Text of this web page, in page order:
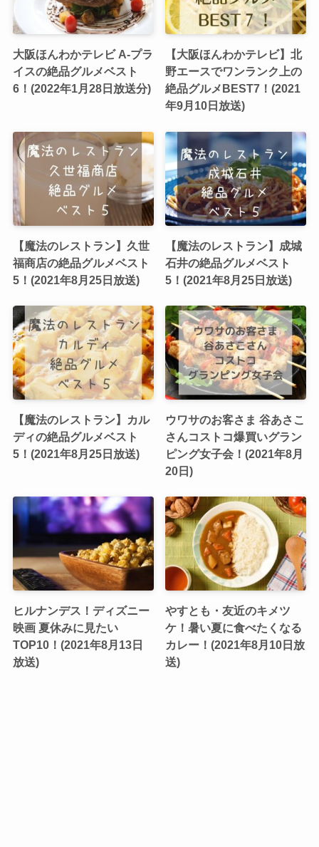
大阪ほんわかテレビ A-プラ
イスの絶品グルメベスト
6！(2022年1月28日放送分)
【大阪ほんわかテレビ】北
野エースでワンランク上の
絶品グルメBEST7！(2021
年9月10日放送)
【魔法のレストラン】久世
福商店の絶品グルメベスト
5！(2021年8月25日放送)
【魔法のレストラン】成城
石井の絶品グルメベスト
5！(2021年8月25日放送)
【魔法のレストラン】カル
ディの絶品グルメベスト
5！(2021年8月25日放送)
ウワサのお客さま 谷あさこ
さんコストコ爆買いグラン
ピング女子会！(2021年8月
20日)
ヒルナンデス！ディズニー
映画 夏休みに見たい
TOP10！(2021年8月13日
放送)
やすとも・友近のキメツ
ケ！暑い夏に食べたくなる
カレー！(2021年8月10日放
送)